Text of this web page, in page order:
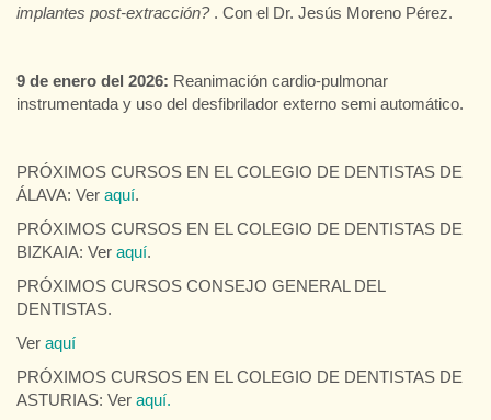
implantes post-extracción?. Con el Dr. Jesús Moreno Pérez.
9 de enero del 2026: Reanimación cardio-pulmonar
instrumentada y uso del desfibrilador externo semi automático.
PRÓXIMOS CURSOS EN EL COLEGIO DE DENTISTAS DE
ÁLAVA: Ver aquí.
PRÓXIMOS CURSOS EN EL COLEGIO DE DENTISTAS DE
BIZKAIA: Ver aquí.
PRÓXIMOS CURSOS CONSEJO GENERAL DEL
DENTISTAS.
Ver aquí
PRÓXIMOS CURSOS EN EL COLEGIO DE DENTISTAS DE
ASTURIAS: Ver aquí.